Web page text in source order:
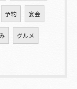
予約 宴会
グルメ